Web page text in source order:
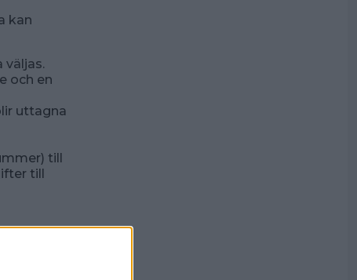
kan
väljas.
och en
uttagna
till
till
för att